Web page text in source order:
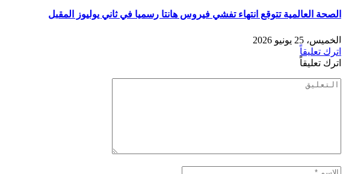
الصحة العالمية تتوقع انتهاء تفشي فيروس هانتا رسميا في ثاني يوليوز المقبل
الخميس، 25 يونيو 2026
اترك تعليقاً
اترك تعليقاً